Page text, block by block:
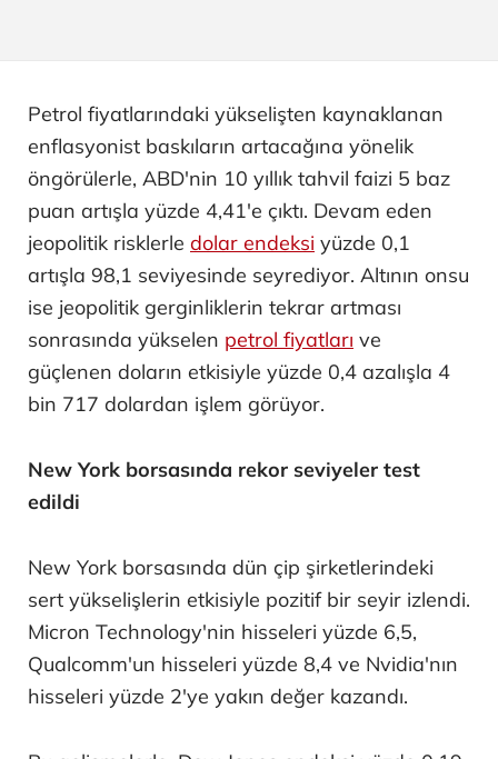
Petrol fiyatlarındaki yükselişten kaynaklanan
enflasyonist baskıların artacağına yönelik
öngörülerle, ABD'nin 10 yıllık tahvil faizi 5 baz
puan artışla yüzde 4,41'e çıktı. Devam eden
jeopolitik risklerle dolar endeksi yüzde 0,1
artışla 98,1 seviyesinde seyrediyor. Altının onsu
ise jeopolitik gerginliklerin tekrar artması
sonrasında yükselen petrol fiyatları ve
güçlenen doların etkisiyle yüzde 0,4 azalışla 4
bin 717 dolardan işlem görüyor.
New York borsasında rekor seviyeler test
edildi
New York borsasında dün çip şirketlerindeki
sert yükselişlerin etkisiyle pozitif bir seyir izlendi.
Micron Technology'nin hisseleri yüzde 6,5,
Qualcomm'un hisseleri yüzde 8,4 ve Nvidia'nın
hisseleri yüzde 2'ye yakın değer kazandı.